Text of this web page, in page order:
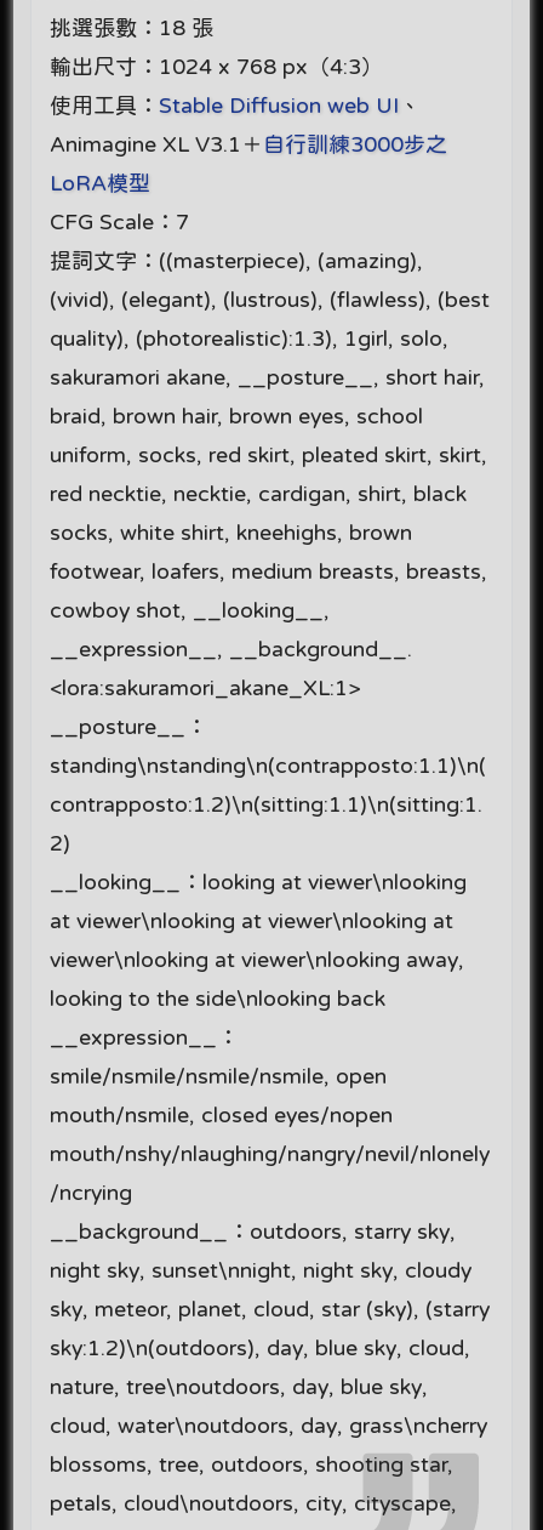
挑選張數：18 張
輸出尺寸：1024 x 768 px（4:3）
使用工具： Stable Diffusion web UI 、
Animagine XL V3.1＋ 自行訓練3000步之
LoRA模型
CFG Scale：7
提詞文字：((masterpiece), (amazing),
(vivid), (elegant), (lustrous), (flawless), (best
quality), (photorealistic):1.3), 1girl, solo,
sakuramori akane, __posture__, short hair,
braid, brown hair, brown eyes, school
uniform, socks, red skirt, pleated skirt, skirt,
red necktie, necktie, cardigan, shirt, black
socks, white shirt, kneehighs, brown
footwear, loafers, medium breasts, breasts,
cowboy shot, __looking__,
__expression__, __background__.
<lora:sakuramori_akane_XL:1>
__posture__：
standing\nstanding\n(contrapposto:1.1)\n(
contrapposto:1.2)\n(sitting:1.1)\n(sitting:1.
2)
__looking__：looking at viewer\nlooking
at viewer\nlooking at viewer\nlooking at
viewer\nlooking at viewer\nlooking away,
looking to the side\nlooking back
__expression__：
smile/nsmile/nsmile/nsmile, open
mouth/nsmile, closed eyes/nopen
mouth/nshy/nlaughing/nangry/nevil/nlonely
/ncrying
__background__：outdoors, starry sky,
night sky, sunset\nnight, night sky, cloudy
sky, meteor, planet, cloud, star (sky), (starry
sky:1.2)\n(outdoors), day, blue sky, cloud,
nature, tree\noutdoors, day, blue sky,
cloud, water\noutdoors, day, grass\ncherry
blossoms, tree, outdoors, shooting star,
petals, cloud\noutdoors, city, cityscape,